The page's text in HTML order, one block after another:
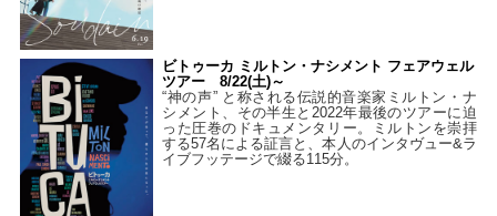
ビトゥーカ ミルトン・ナシメント フェアウェル
ツアー 8/22(土)～
“神の声” と称される伝説的音楽家ミルトン・ナ
シメント、その半生と2022年最後のツアーに迫
った圧巻のドキュメンタリー。ミルトンを崇拝
する57名による証言と、本人のインタヴュー&ラ
イブフッテージで綴る115分。